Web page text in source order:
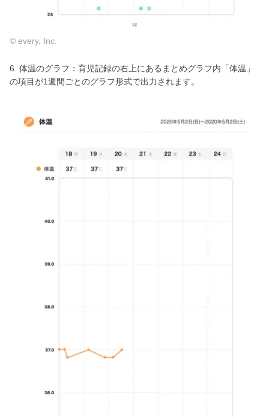
© every, Inc.
6. 体温のグラフ：育児記録の右上にあるまとめグラフ内「体温」
の項目が1週間ごとのグラフ形式で出力されます。